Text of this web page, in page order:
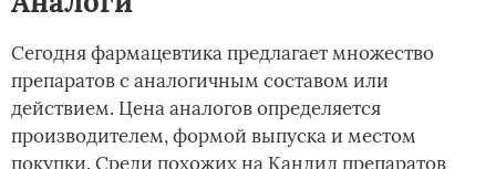
Сегодня фармацевтика предлагает множество
препаратов с аналогичным составом или
действием. Цена аналогов определяется
производителем, формой выпуска и местом
покупки. Среди похожих на Кандид препаратов